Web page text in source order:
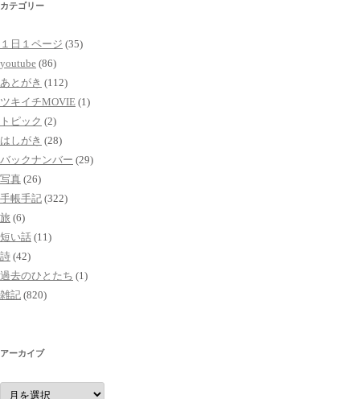
カテゴリー
１日１ページ (35)
youtube (86)
あとがき (112)
ツキイチMOVIE (1)
トピック (2)
はしがき (28)
バックナンバー (29)
写真 (26)
手帳手記 (322)
旅 (6)
短い話 (11)
詩 (42)
過去のひとたち (1)
雑記 (820)
アーカイブ
ア